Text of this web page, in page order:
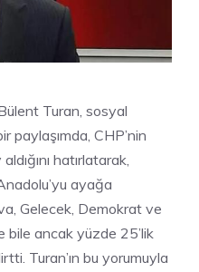
Turan, sosyal
paylaşımda, CHP’nin
hatırlatarak,
ayağa
Gelecek, Demokrat ve
bile ancak yüzde 25’lik
Turan’ın bu yorumuyla